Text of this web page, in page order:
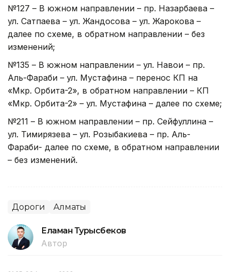
№127 – В южном направлении – пр. Назарбаева –
ул. Сатпаева – ул. Жандосова – ул. Жарокова –
далее по схеме, в обратном направлении – без
изменений;
№135 – В южном направлении – ул. Навои – пр.
Аль-Фараби – ул. Мустафина – перенос КП на
«Мкр. Орбита-2», в обратном направлении – КП
«Мкр. Орбита-2» – ул. Мустафина – далее по схеме;
№211 – В южном направлении – пр. Сейфуллина –
ул. Тимирязева – ул. Розыбакиева – пр. Аль-
Фараби- далее по схеме, в обратном направлении
– без изменений.
Дороги Алматы
Еламан Турысбеков
Автор